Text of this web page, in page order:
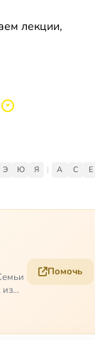
лекции,
Э Ю Я | A C
E
из
Помочь